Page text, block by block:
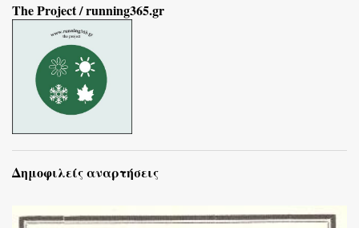
The Project / running365.gr
Δημοφιλείς αναρτήσεις